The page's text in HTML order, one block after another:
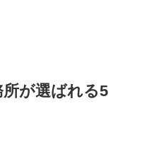
が選ばれる5